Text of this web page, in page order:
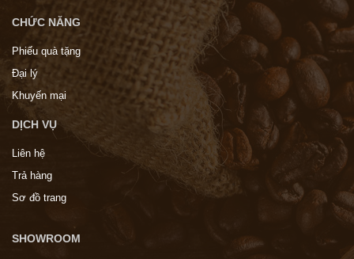
CHỨC NĂNG
Phiếu quà tặng
Đại lý
Khuyến mại
DỊCH VỤ
Liên hệ
Trả hàng
Sơ đồ trang
SHOWROOM